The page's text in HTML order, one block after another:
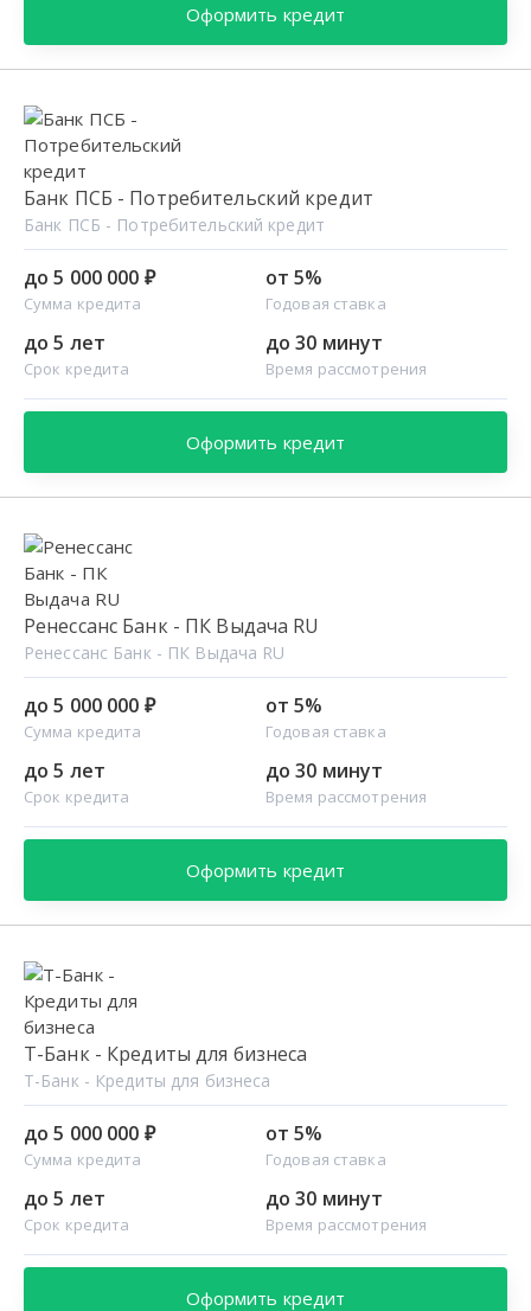
Оформить кредит
Банк ПСБ - Потребительский кредит
Банк ПСБ - Потребительский кредит
до 5 000 000 ₽
Сумма кредита
от 5%
Годовая ставка
до 5 лет
Срок кредита
до 30 минут
Время рассмотрения
Оформить кредит
Ренессанс Банк - ПК Выдача RU
Ренессанс Банк - ПК Выдача RU
до 5 000 000 ₽
Сумма кредита
от 5%
Годовая ставка
до 5 лет
Срок кредита
до 30 минут
Время рассмотрения
Оформить кредит
Т-Банк - Кредиты для бизнеса
Т-Банк - Кредиты для бизнеса
до 5 000 000 ₽
Сумма кредита
от 5%
Годовая ставка
до 5 лет
Срок кредита
до 30 минут
Время рассмотрения
Оформить кредит